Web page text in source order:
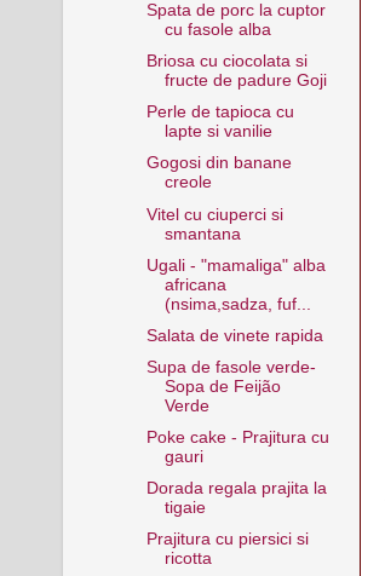
Spata de porc la cuptor
cu fasole alba
Briosa cu ciocolata si
fructe de padure Goji
Perle de tapioca cu
lapte si vanilie
Gogosi din banane
creole
Vitel cu ciuperci si
smantana
Ugali - "mamaliga" alba
africana
(nsima,sadza, fuf...
Salata de vinete rapida
Supa de fasole verde-
Sopa de Feijão
Verde
Poke cake - Prajitura cu
gauri
Dorada regala prajita la
tigaie
Prajitura cu piersici si
ricotta